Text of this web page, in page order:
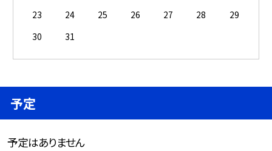
23
24 25 26 27 28
29
30
31
予定
予定はありません